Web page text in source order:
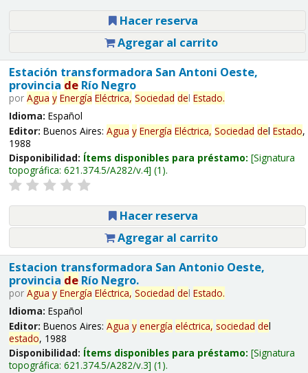
Hacer reserva
Agregar al carrito
Estación transformadora San Antoni Oeste,
provincia deRío Negro
por Agua y Energía Eléctrica, Sociedad del Estado.
Idioma: Español
Editor: Buenos Aires: Agua y Energía Eléctrica, Sociedad del Estado,
1988
Disponibilidad: Ítems disponibles para préstamo: Signatura
topográfica: 621.374.5/A282/v.4 (1).
Hacer reserva
Agregar al carrito
Estacion transformadora San Antonio Oeste,
provincia deRío Negro.
por Agua y Energía Eléctrica, Sociedad del Estado.
Idioma: Español
Editor: Buenos Aires: Agua y energía eléctrica, sociedad del
estado, 1988
Disponibilidad: Ítems disponibles para préstamo: Signatura
topográfica: 621.374.5/A282/v.3 (1).